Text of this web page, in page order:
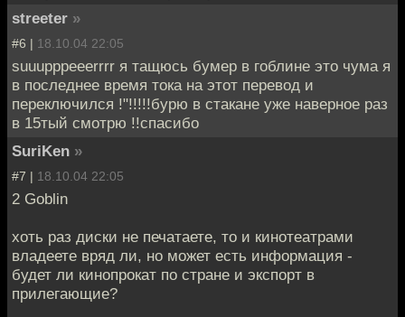
streeter »
#6 | 18.10.04 22:05
suuupppeeerrrr я тащюсь бумер в гоблине это чума я
в последнее время тока на этот перевод и
переключился !"!!!!!бурю в стакане уже наверное раз
в 15тый смотрю !!спасибо
SuriKen »
#7 | 18.10.04 22:05
2 Goblin
хоть раз диски не печатаете, то и кинотеатрами
владеете вряд ли, но может есть информация -
будет ли кинопрокат по стране и экспорт в
прилегающие?